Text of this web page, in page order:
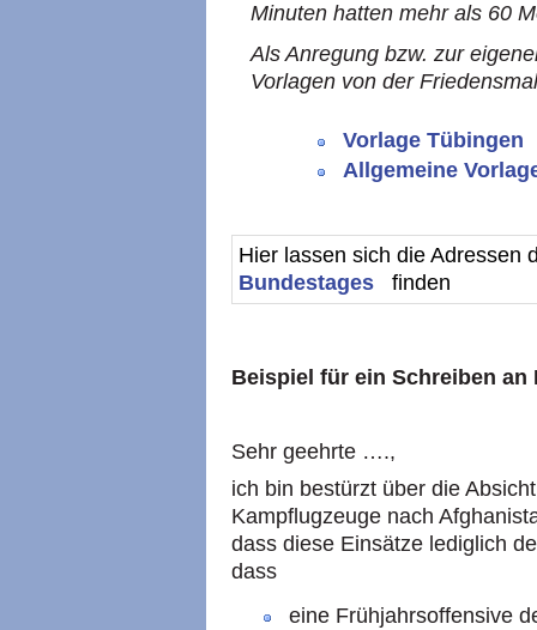
Minuten hatten mehr als 60
Als Anregung bzw. zur
Vorlagen von der
Vorlage Tübingen
Allgemeine
Hier lassen sich die Adressen
Bundestages
finden
Beispiel für ein Schreiben
Sehr geehrte ….,
ich bin bestürzt über die
Kampflugzeuge nach
dass diese Einsätze lediglich
dass
eine Frühjahrsoffensive